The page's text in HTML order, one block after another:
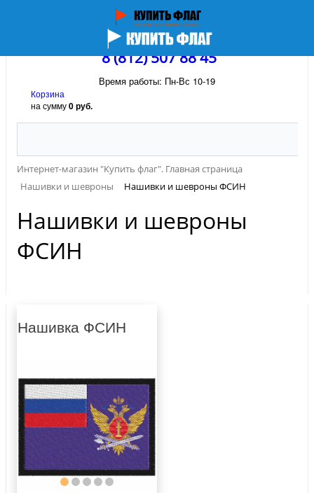
8 (812) 507 88 45
Время работы: Пн-Вс 10-19
Корзина
на сумму0 руб.
Интернет-магазин "Купить флаг". Главная страница
Нашивки и шевроны
Нашивки и шевроны ФСИН
Нашивки и шевроны
ФСИН
Нашивка ФСИН